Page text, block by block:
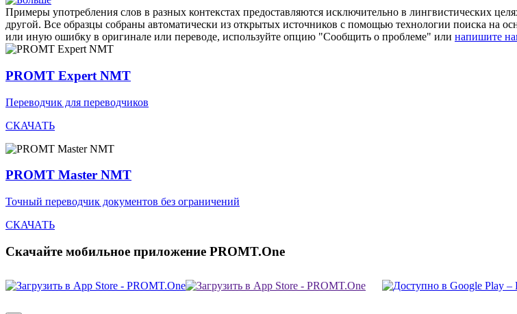
Примеры употребления слов в разных контекстах предоставляются исключительно в лингвистических
другой. Все образцы собраны автоматически из открытых источников с помощью технологии поиска
или иную ошибку в оригинале или переводе, используйте опцию "Сообщить о проблеме" или напишите
PROMT Expert NMT
Переводчик для переводчиков
СКАЧАТЬ
PROMT Master NMT
Точный переводчик документов без ограничений
СКАЧАТЬ
Скачайте мобильное приложение PROMT.One